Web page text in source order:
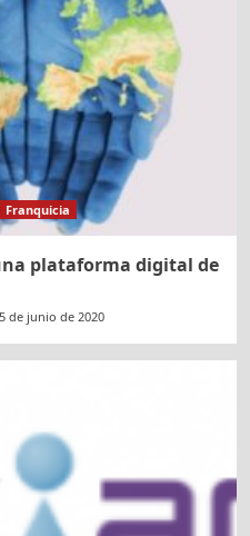
Franquicia
plataforma digital de
de junio de 2020